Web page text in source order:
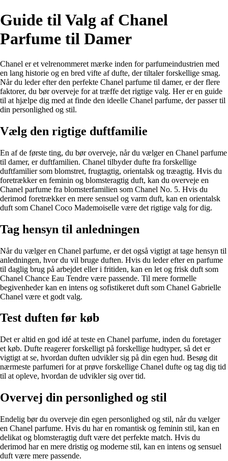
Guide til Valg af Chanel
Parfume til Damer
Chanel er et velrenommeret mærke inden for parfumeindustrien med
en lang historie og en bred vifte af dufte, der tiltaler forskellige smag.
Når du leder efter den perfekte Chanel parfume til damer, er der flere
faktorer, du bør overveje for at træffe det rigtige valg. Her er en guide
til at hjælpe dig med at finde den ideelle Chanel parfume, der passer til
din personlighed og stil.
Vælg den rigtige duftfamilie
En af de første ting, du bør overveje, når du vælger en Chanel parfume
til damer, er duftfamilien. Chanel tilbyder dufte fra forskellige
duftfamilier som blomstret, frugtagtig, orientalsk og træagtig. Hvis du
foretrækker en feminin og blomsteragtig duft, kan du overveje en
Chanel parfume fra blomsterfamilien som Chanel No. 5. Hvis du
derimod foretrækker en mere sensuel og varm duft, kan en orientalsk
duft som Chanel Coco Mademoiselle være det rigtige valg for dig.
Tag hensyn til anledningen
Når du vælger en Chanel parfume, er det også vigtigt at tage hensyn til
anledningen, hvor du vil bruge duften. Hvis du leder efter en parfume
til daglig brug på arbejdet eller i fritiden, kan en let og frisk duft som
Chanel Chance Eau Tendre være passende. Til mere formelle
begivenheder kan en intens og sofistikeret duft som Chanel Gabrielle
Chanel være et godt valg.
Test duften før køb
Det er altid en god idé at teste en Chanel parfume, inden du foretager
et køb. Dufte reagerer forskelligt på forskellige hudtyper, så det er
vigtigt at se, hvordan duften udvikler sig på din egen hud. Besøg dit
nærmeste parfumeri for at prøve forskellige Chanel dufte og tag dig tid
til at opleve, hvordan de udvikler sig over tid.
Overvej din personlighed og stil
Endelig bør du overveje din egen personlighed og stil, når du vælger
en Chanel parfume. Hvis du har en romantisk og feminin stil, kan en
delikat og blomsteragtig duft være det perfekte match. Hvis du
derimod har en mere dristig og moderne stil, kan en intens og sensuel
duft være mere passende.